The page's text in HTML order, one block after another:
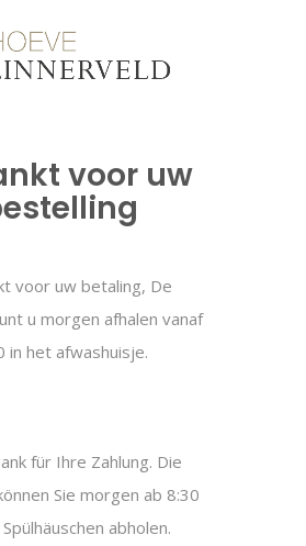
voor uw
voor uw betaling, De
u morgen afhalen vanaf
in het afwashuisje.
für Ihre Zahlung. Die
Sie morgen ab 8:30
abholen.